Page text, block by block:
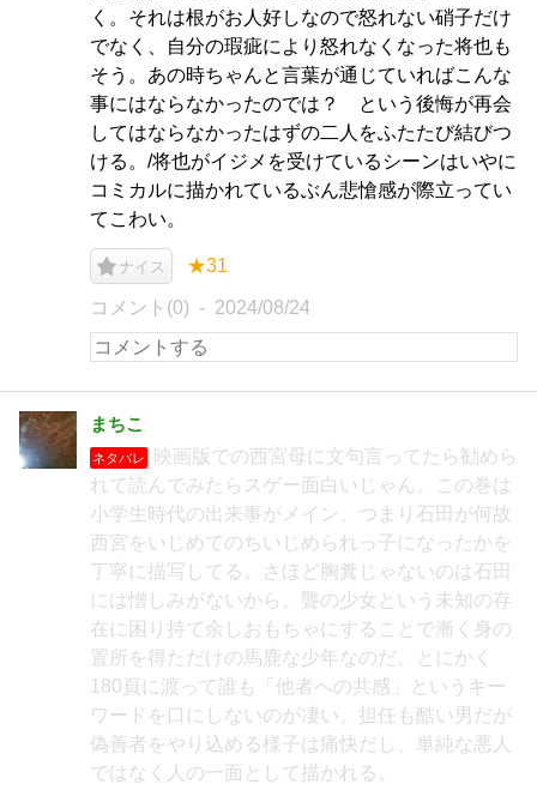
く。それは根がお人好しなので怒れない硝子だけ
でなく、自分の瑕疵により怒れなくなった将也も
そう。あの時ちゃんと言葉が通じていればこんな
事にはならなかったのでは？ という後悔が再会
してはならなかったはずの二人をふたたび結びつ
ける。/将也がイジメを受けているシーンはいやに
コミカルに描かれているぶん悲愴感が際立ってい
てこわい。
ナイス ★31
コメント(0) 2024/08/24
まちこ
ネタバレ
映画版での西宮母に文句言ってたら勧めら
れて読んでみたらスゲー面白いじゃん。この巻は
小学生時代の出来事がメイン、つまり石田が何故
西宮をいじめてのちいじめられっ子になったかを
丁寧に描写してる。さほど胸糞じゃないのは石田
には憎しみがないから。聾の少女という未知の存
在に困り持て余しおもちゃにすることで漸く身の
置所を得ただけの馬鹿な少年なのだ。とにかく
180頁に渡って誰も「他者への共感」というキー
ワードを口にしないのが凄い。担任も酷い男だが
偽善者をやり込める様子は痛快だし、単純な悪人
ではなく人の一面として描かれる。